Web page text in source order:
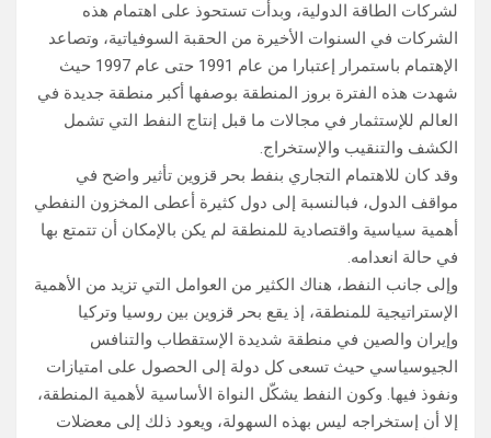
لشركات الطاقة الدولية، وبدأت تستحوذ على اهتمام هذه
الشركات في السنوات الأخيرة من الحقبة السوفياتية، وتصاعد
الإهتمام باستمرار إعتبارا من عام 1991 حتى عام 1997 حيث
شهدت هذه الفترة بروز المنطقة بوصفها أكبر منطقة جديدة في
العالم للإستثمار في مجالات ما قبل إنتاج النفط التي تشمل
الكشف والتنقيب والإستخراج.
وقد كان للاهتمام التجاري بنفط بحر قزوين تأثير واضح في
مواقف الدول، فبالنسبة إلى دول كثيرة أعطى المخزون النفطي
أهمية سياسية واقتصادية للمنطقة لم يكن بالإمكان أن تتمتع بها
في حالة انعدامه.
وإلى جانب النفط، هناك الكثير من العوامل التي تزيد من الأهمية
الإستراتيجية للمنطقة، إذ يقع بحر قزوين بين روسيا وتركيا
وإيران والصين في منطقة شديدة الإستقطاب والتنافس
الجيوسياسي حيث تسعى كل دولة إلى الحصول على امتيازات
ونفوذ فيها. وكون النفط يشكّل النواة الأساسية لأهمية المنطقة،
إلا أن إستخراجه ليس بهذه السهولة، ويعود ذلك إلى معضلات